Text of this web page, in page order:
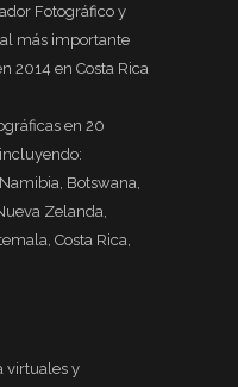
Fotográfico y
más importante
2014 en Costa Rica
en 20
Botswana,
Zelanda,
Costa Rica,
virtuales y